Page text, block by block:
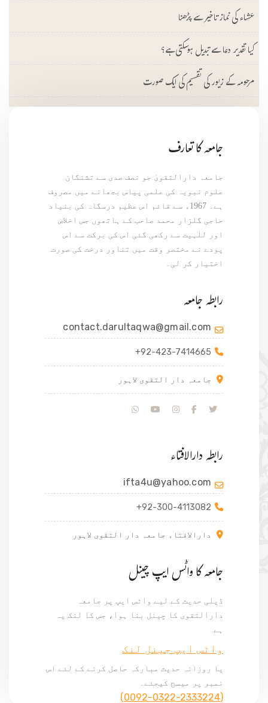
عشاء کی نماز تاخیر سے پڑھنا
کیا تقدیر دعا سے تبدیل ہوسکتی ہے؟
مرحومہ کے زیور کی تقسیم کی ایک صورت
جامعہ کا تعارف
جامعہ دارالتقویٰ جو نصف صدی سے تشنگان
علوم نبویہ کی علمی پیاس بجھانے میں مصروف
ہے۔ 1967ء سے قائم اس عظیم درسگاہ کی بنیاد
حاجی گلزار محمد صاحب کے ہاتھوں جس اخلاص
اور للٰہیت سے رکھی گئی اس کی برکت سے اس
پودے نے مختصر وقت میں تناور درخت کی صورت
اختیار کر لی۔
رابطہ جامعہ
contact.darultaqwa@gmail.com
+92-423-7414665
جامعہ دار التقوی لاہور
رابطہ دارالافتاء
ifta4u@yahoo.com
+92-300-4113082
دارالافتاء جامعہ دار التقوی لاہور
جامعہ کا واٹس ایپ چینل
ڈیلی حدیث کے لیے واٹس ایپ پر جامعہ
دارالتقوی کا چینل بنا ہوا، جس کا لنک یہ
ہے
واٹس ایپ جینل لنک
یا روزانہ حدیث مبارکہ حاصل کرنے کے لئے اس
نمبر پر میسج کیجئے۔
(0092-0322-2333224)